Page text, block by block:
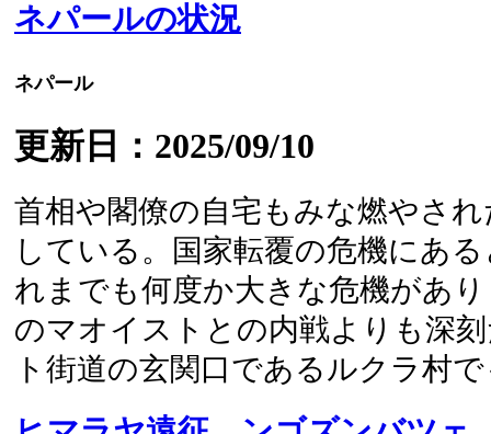
ネパールの状況
ネパール
更新日：2025/09/10
首相や閣僚の自宅もみな燃やさ
している。国家転覆の危機にあ
れまでも何度か大きな危機があ
のマオイストとの内戦よりも深
ト街道の玄関口であるルクラ村